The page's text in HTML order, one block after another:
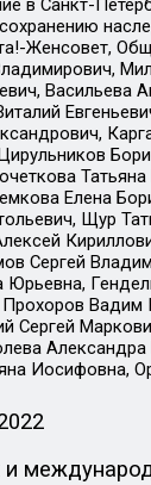
в Санкт-
Женсовет,
Васильева
Елена
Щур
Сергей
Юрьевна,
Сергей
Иосифовна,